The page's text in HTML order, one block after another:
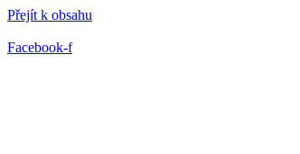
Přejít k obsahu
Facebook-f